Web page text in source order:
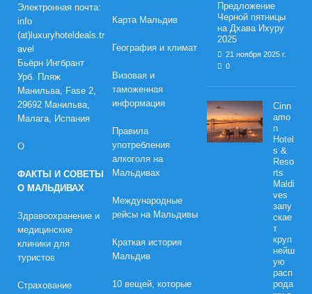
Электронная почта:
info
(at)luxuryhoteldeals.tr
avel
Бьёрн Ингбрант
Урб. Пляж
Манильва, Fase 2,
29692 Манильва,
Малага, Испания
О
ФАКТЫ И СОВЕТЫ
О МАЛЬДИВАХ
Здравоохранение и
медицинские
клиники для
туристов
Страхование
Карта Мальдив
География и климат
Визовая и
таможенная
информация
Правила
употребления
алкоголя на
Мальдивах
Международные
рейсы на Мальдивы
Краткая история
Мальдив
10 вещей, которые
Предложение
Черной пятницы
на Дхава Ихуру
2025
21 ноября 2025 г.
0
Cinn
amo
n
Hotel
s &
Reso
rts
Maldi
ves
запу
скае
т
круп
нейш
ую
расп
рода